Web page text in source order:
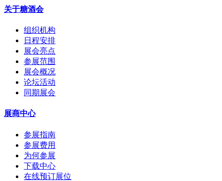
关于糖酒会
组织机构
日程安排
展会亮点
参展范围
展会概况
论坛活动
同期展会
展商中心
参展指南
参展费用
为何参展
下载中心
在线预订展位